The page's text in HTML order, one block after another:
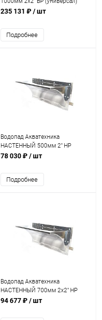
(AT01.09)
235 131 ₽/ шт
Подробнее
Водопад Акватехника
НАСТЕННЫЙ 500мм 2" НР
(стена) (AT01.41)
78 030 ₽/ шт
Подробнее
Водопад Акватехника
НАСТЕННЫЙ 700мм 2х2" НР
(стена) (AT01.42)
94 677 ₽/ шт